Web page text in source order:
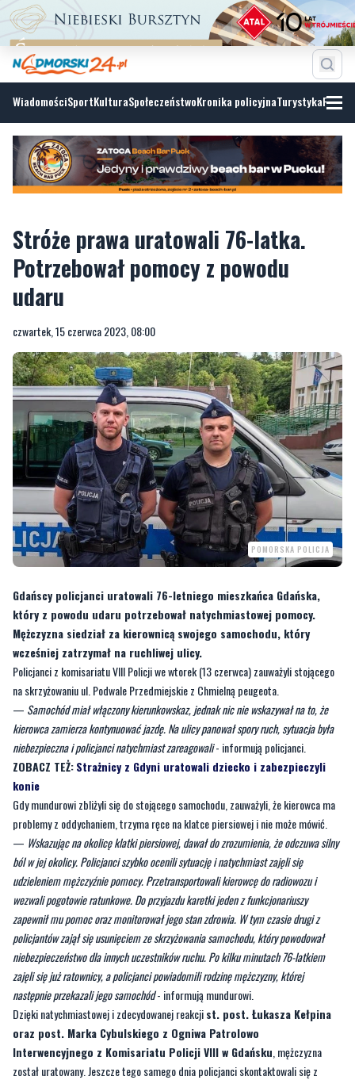
WiadomościSportKulturaSpołeczeństwoKronika policyjnaTurystyka
Stróże prawa uratowali 76-latka.
Potrzebował pomocy z powodu
udaru
czwartek, 15 czerwca 2023, 08:00
POMORSKA POLICJA
Gdańscy policjanci uratowali 76-letniego mieszkańca Gdańska,
który z powodu udaru potrzebował natychmiastowej pomocy.
Mężczyzna siedział za kierownicą swojego samochodu, który
wcześniej zatrzymał na ruchliwej ulicy.
Policjanci z komisariatu VIII Policji we wtorek (13 czerwca) zauważyli stojącego
na skrzyżowaniu ul. Podwale Przedmiejskie z Chmielną peugeota.
— Samochód miał włączony kierunkowskaz, jednak nic nie wskazywał na to, że
kierowca zamierza kontynuować jazdę. Na ulicy panował spory ruch, sytuacja była
niebezpieczna i policjanci natychmiast zareagowali- informują policjanci.
ZOBACZ TEŻ:Strażnicy z Gdyni uratowali dziecko i zabezpieczyli
konie
Gdy mundurowi zbliżyli się do stojącego samochodu, zauważyli, że kierowca ma
problemy z oddychaniem, trzyma ręce na klatce piersiowej i nie może mówić.
— Wskazując na okolicę klatki piersiowej, dawał do zrozumienia, że odczuwa silny
ból w jej okolicy. Policjanci szybko ocenili sytuację i natychmiast zajęli się
udzieleniem mężczyźnie pomocy. Przetransportowali kierowcę do radiowozu i
wezwali pogotowie ratunkowe. Do przyjazdu karetki jeden z funkcjonariuszy
zapewnił mu pomoc oraz monitorował jego stan zdrowia. W tym czasie drugi z
policjantów zajął się usunięciem ze skrzyżowania samochodu, który powodował
niebezpieczeństwo dla innych uczestników ruchu. Po kilku minutach 76-latkiem
zajęli się już ratownicy, a policjanci powiadomili rodzinę mężczyzny, której
następnie przekazali jego samochód- informują mundurowi.
Dzięki natychmiastowej i zdecydowanej reakcjist. post. Łukasza Kełpina
oraz post. Marka Cybulskiego z Ogniwa Patrolowo
Interwencyjnego z Komisariatu Policji VIII w Gdańsku , mężczyzna
został uratowany. Jeszcze tego samego dnia policjanci skontaktowali się z